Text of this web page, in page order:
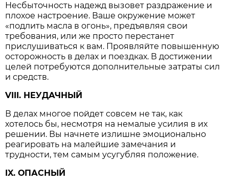
Несбыточность надежд вызовет раздражение и
плохое настроение. Ваше окружение может
«подлить масла в огонь», предъявляя свои
требования, или же просто перестанет
прислушиваться к вам. Проявляйте повышенную
осторожность в делах и поездках. В достижении
целей потребуются дополнительные затраты сил
и средств.
VIII. НЕУДАЧНЫЙ
В делах многое пойдет совсем не так, как
хотелось бы, несмотря на немалые усилия в их
решении. Вы начнете излишне эмоционально
реагировать на малейшие замечания и
трудности, тем самым усугубляя положение.
IX. ОПАСНЫЙ